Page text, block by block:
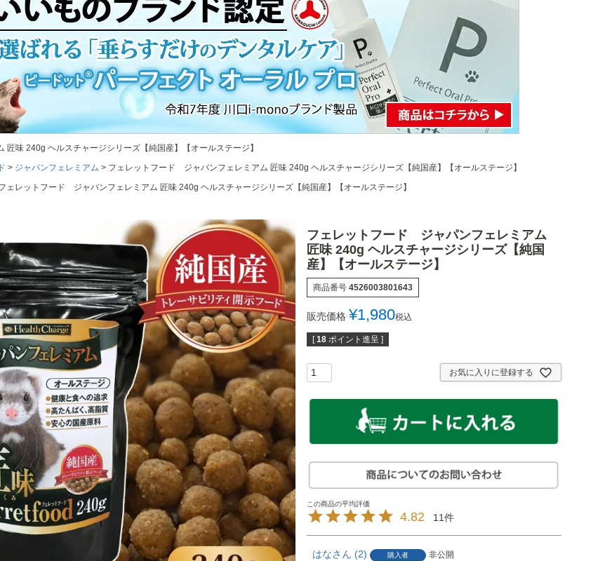
味 240g ヘルスチャージシリーズ【純国産】【オールステージ】
ジャパンフェレミアム
フェレットフード ジャパンフェレミアム 匠味 240g ヘルスチャージシリーズ【純国産】【オールステージ】
ェレットフード ジャパンフェレミアム 匠味 240g ヘルスチャージシリーズ【純国産】【オールステージ】
フェレットフード ジャパンフェレミアム
匠味 240g ヘルスチャージシリーズ【純国
産】【オールステージ】
商品番号 4526003801643
販売価格 ¥1,980税込
[ 18 ポイント進呈 ]
お気に入りに登録する
4.82 11
はな 2 購入者
非公開